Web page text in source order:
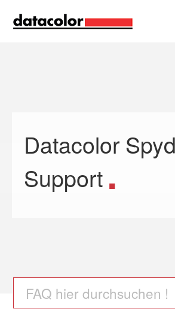
Datacolor
Support
Suche